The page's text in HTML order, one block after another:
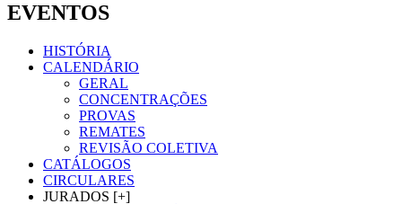
EVENTOS
HISTÓRIA
CALENDÁRIO
GERAL
CONCENTRAÇÕES
PROVAS
REMATES
REVISÃO COLETIVA
CATÁLOGOS
CIRCULARES
JURADOS [+]